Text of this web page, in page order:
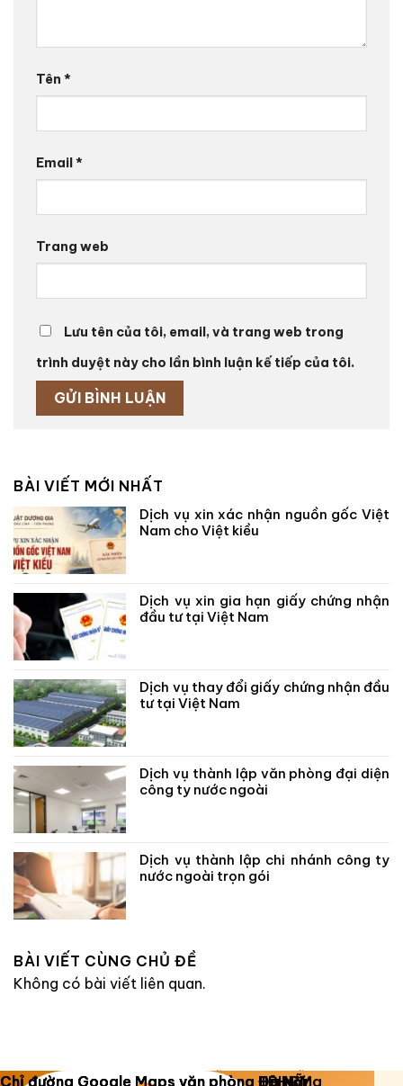
Tên *
Email*
Trang web
Lưu tên của tôi, email, và trang web trong
trình duyệt này cho lần bình luận kế tiếp của tôi.
BÀI VIẾT MỚI NHẤT
Dịch vụ xin xác nhận nguồn gốc Việt
Nam cho Việt kiều
Dịch vụ xin gia hạn giấy chứng nhận
đầu tư tại Việt Nam
Dịch vụ thay đổi giấy chứng nhận đầu
tư tại Việt Nam
Dịch vụ thành lập văn phòng đại diện
công ty nước ngoài
Dịch vụ thành lập chi nhánh công ty
nước ngoài trọn gói
BÀI VIẾT CÙNG CHỦ ĐỀ
Không có bài viết liên quan.